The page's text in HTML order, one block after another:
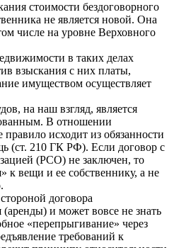
стоимости бездоговорного
не является новой. Она
числе на уровне Верховного
в таких делах
взыскания с них платы,
имуществом осуществляет
на наш взгляд, является
В отношении
исходит из обязанности
(ст. 210 ГК РФ). Если договор с
(РСО) не заключен, то
к вещи и ее собственнику, а не
договора
(аренды) и может вовсе не знать
«перепрыгивание» через
требований к